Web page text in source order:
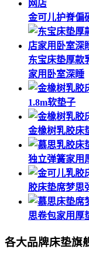
金可儿护脊偏
东宝床垫厚款
家用卧室深睡
1.8m软垫子
金橡树乳胶床
独立弹簧家用
胶床垫席梦思
思卷包家用厚
各大品牌床垫旗